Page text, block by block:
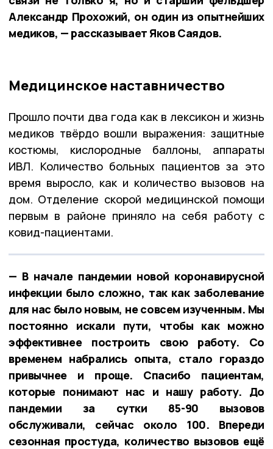
Александр Прохожий, он один из опытнейших
медиков, — рассказывает Яков Саядов.
Медицинское наставничество
Прошло почти два года как в лексикон и жизнь
медиков твёрдо вошли выражения: защитные
костюмы, кислородные баллоны, аппараты
ИВЛ. Количество больных пациентов за это
время выросло, как и количество вызовов на
дом. Отделение скорой медицинской помощи
первым в районе приняло на себя работу с
ковид-пациентами.
— В начале пандемии новой коронавирусной
инфекции было сложно, так как заболевание
для нас было новым, не совсем изученным. Мы
постоянно искали пути, чтобы как можно
эффективнее построить свою работу. Со
временем набрались опыта, стало гораздо
привычнее и проще. Спасибо пациентам,
которые понимают нас и нашу работу. До
пандемии за сутки 85-90 вызовов
обслуживали, сейчас около 100. Впереди
сезонная простуда, количество вызовов ещё